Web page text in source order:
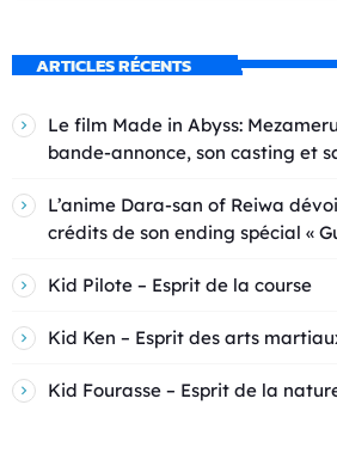
ARTICLES RÉCENTS
Le film Made in Abyss:
bande-annonce, son casting et
L’anime Dara-san of Reiwa
crédits de son ending spécial «
Kid Pilote – Esprit de la course
Kid Ken – Esprit des arts
Kid Fourasse – Esprit de la